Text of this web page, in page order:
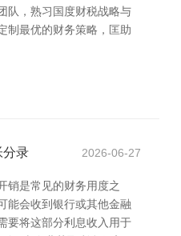
队，熟习国度财税战略与
制最优的财务策略，匡助
分录 2026-06-27
销是常见的财务用度之
能会收到银行或其他金融
要将这部分利息收入用于